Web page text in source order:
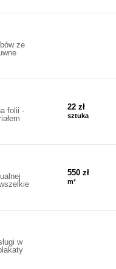
ze
folii -
22 zł
sztuka
550 zł
m²
w